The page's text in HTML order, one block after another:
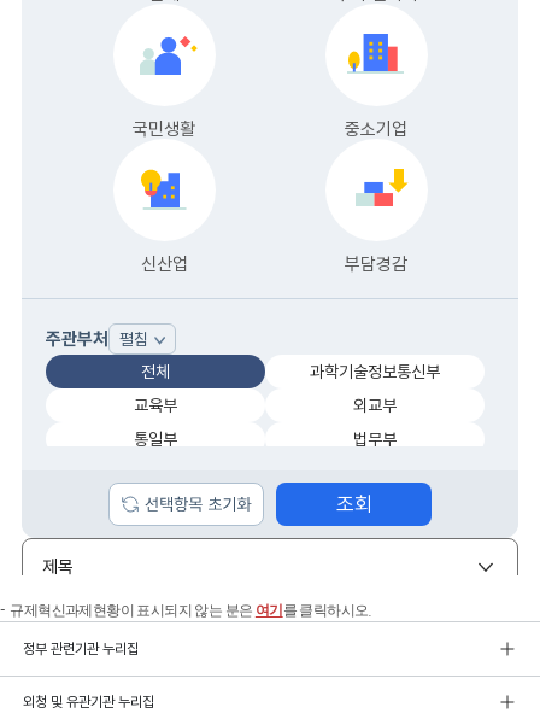
규제혁신과제현황이 표시되지 않는 분은 여기 를 클릭하시오.
정부 관련기관 누리집
외청 및 유관기관 누리집